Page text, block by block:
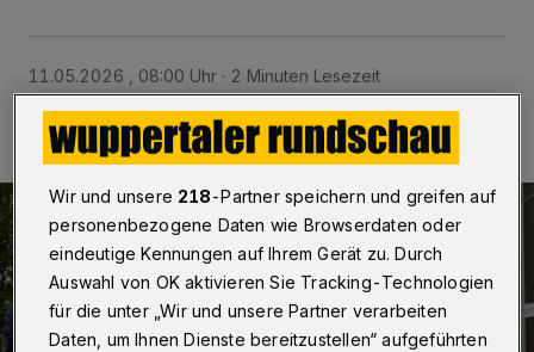
11.05.2026 , 08:00 Uhr 2 Minuten Lesezeit
Wir und unsere 218-Partner speichern und greifen auf
personenbezogene Daten wie Browserdaten oder
eindeutige Kennungen auf Ihrem Gerät zu. Durch
Auswahl von OK aktivieren Sie Tracking-Technologien
für die unter „Wir und unsere Partner verarbeiten
Daten, um Ihnen Dienste bereitzustellen“ aufgeführten